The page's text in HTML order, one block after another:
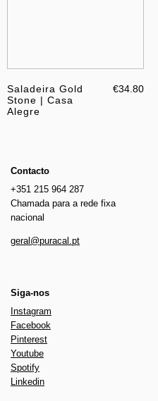
Saladeira Gold
Stone | Casa
Alegre
€34.80
Contacto
+351 215 964 287
Chamada para a rede fixa
nacional
geral@puracal.pt
Siga-nos
Instagram
Facebook
Pinterest
Youtube
Spotify
Linkedin